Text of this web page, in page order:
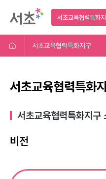
서초교육협력특화
서초교육협력특화지구
서초교육협력특화
서초교육협력특화지구
비전